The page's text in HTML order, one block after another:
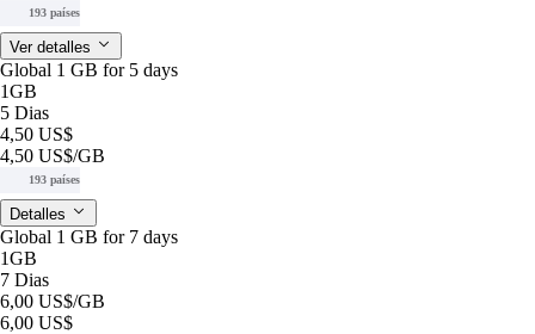
193 países
Ver detalles
Global 1 GB for 5 days
1GB
5 Dias
4,50 US$
4,50 US$/GB
193 países
Detalles
Global 1 GB for 7 days
1GB
7 Dias
6,00 US$/GB
6,00 US$